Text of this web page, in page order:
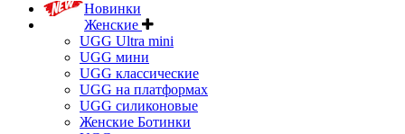
Новинки
Женские
UGG Ultra mini
UGG мини
UGG классические
UGG на платформах
UGG силиконовые
Женские Ботинки